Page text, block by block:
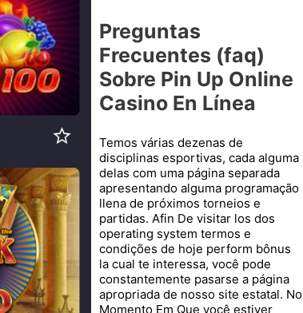
Preguntas
Frecuentes (faq)
Sobre Pin Up Online
Casino En Línea
Temos várias dezenas de
disciplinas esportivas, cada alguma
delas com uma página separada
apresentando alguma programação
llena de próximos torneios e
partidas. Afin De visitar los dos
operating system termos e
condições de hoje perform bônus
la cual te interessa, você pode
constantemente pasarse a página
apropriada de nosso site estatal. No
Momento Em Que você estiver